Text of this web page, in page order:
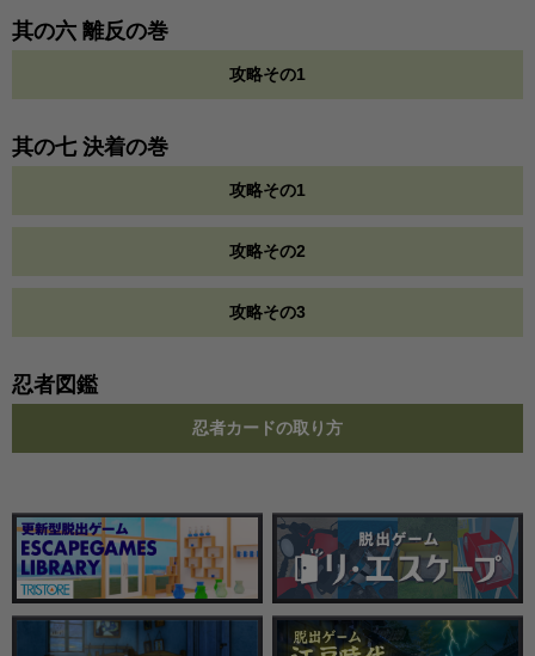
其の六 離反の巻
攻略その1
其の七 決着の巻
攻略その1
攻略その2
攻略その3
忍者図鑑
忍者カードの取り方